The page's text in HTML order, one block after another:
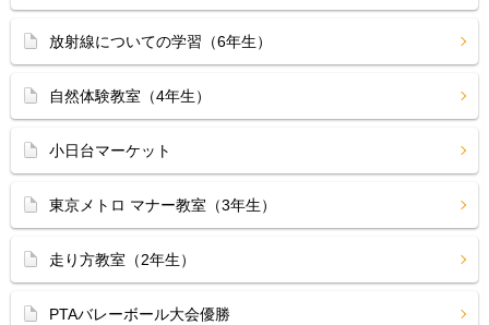
放射線についての学習（6年生）
自然体験教室（4年生）
小日台マーケット
東京メトロ マナー教室（3年生）
走り方教室（2年生）
PTAバレーボール大会優勝